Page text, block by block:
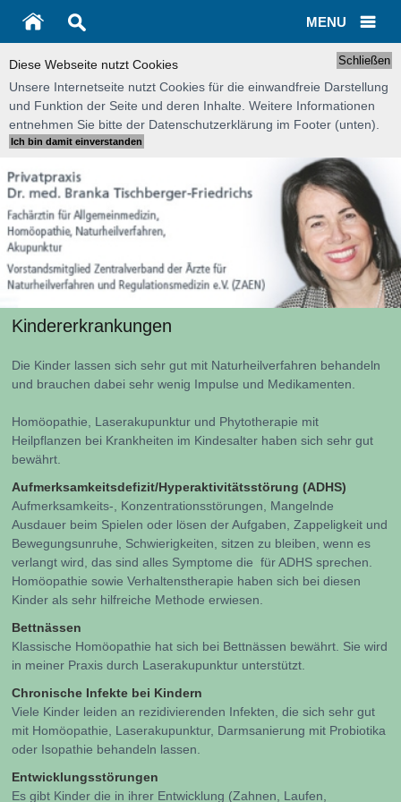
Schließen
Diese Webseite nutzt Cookies
Unsere Internetseite nutzt Cookies für die einwandfreie Darstellung
und Funktion der Seite und deren Inhalte. Weitere Informationen
entnehmen Sie bitte der Datenschutzerklärung im Footer (unten).
MENU
Kindererkrankungen
Die Kinder lassen sich sehr gut mit Naturheilverfahren behandeln
und brauchen dabei sehr wenig Impulse und Medikamenten.
Homöopathie, Laserakupunktur und Phytotherapie mit
Heilpflanzen bei Krankheiten im Kindesalter haben sich sehr gut
bewährt.
Aufmerksamkeitsdefizit/Hyperaktivitätsstörung (ADHS)
Aufmerksamkeits-, Konzentrationsstörungen, Mangelnde
Ausdauer beim Spielen oder lösen der Aufgaben, Zappeligkeit und
Bewegungsunruhe, Schwierigkeiten, sitzen zu bleiben, wenn es
verlangt wird, das sind alles Symptome die für ADHS sprechen.
Homöopathie sowie Verhaltenstherapie haben sich bei diesen
Kinder als sehr hilfreiche Methode erwiesen.
Bettnässen
Klassische Homöopathie hat sich bei Bettnässen bewährt. Sie wird
in meiner Praxis durch Laserakupunktur unterstützt.
Chronische Infekte bei Kindern
Viele Kinder leiden an rezidivierenden Infekten, die sich sehr gut
mit Homöopathie, Laserakupunktur, Darmsanierung mit Probiotika
oder Isopathie behandeln lassen.
Entwicklungsstörungen
Es gibt Kinder die in ihrer Entwicklung (Zahnen, Laufen,